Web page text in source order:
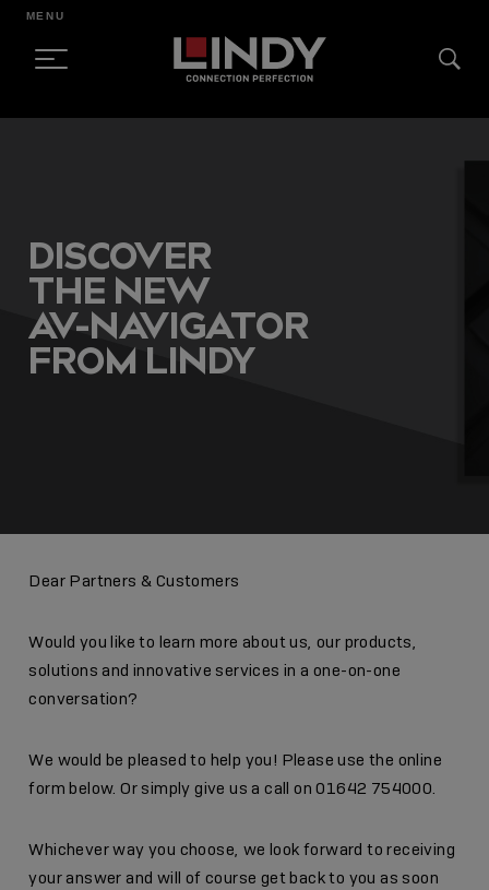
MENU
DISCOVER
THE NEW
AV-NAVIGATOR
FROM LINDY
Dear Partners & Customers
Would you like to learn more about us, our products,
solutions and innovative services in a one-on-one
conversation?
We would be pleased to help you! Please use the online
form below. Or simply give us a call on 01642 754000.
Whichever way you choose, we look forward to receiving
your answer and will of course get back to you as soon